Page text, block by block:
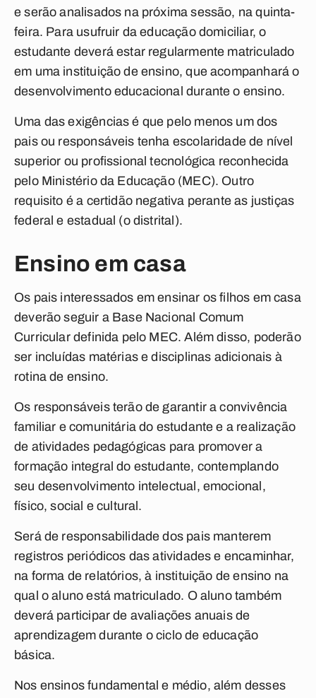
e serão analisados na próxima sessão, na quinta-
feira. Para usufruir da educação domiciliar, o
estudante deverá estar regularmente matriculado
em uma instituição de ensino, que acompanhará o
desenvolvimento educacional durante o ensino.
Uma das exigências é que pelo menos um dos
pais ou responsáveis tenha escolaridade de nível
superior ou profissional tecnológica reconhecida
pelo Ministério da Educação (MEC). Outro
requisito é a certidão negativa perante as justiças
federal e estadual (o distrital).
Ensino em casa
Os pais interessados em ensinar os filhos em casa
deverão seguir a Base Nacional Comum
Curricular definida pelo MEC. Além disso, poderão
ser incluídas matérias e disciplinas adicionais à
rotina de ensino.
Os responsáveis terão de garantir a convivência
familiar e comunitária do estudante e a realização
de atividades pedagógicas para promover a
formação integral do estudante, contemplando
seu desenvolvimento intelectual, emocional,
físico, social e cultural.
Será de responsabilidade dos pais manterem
registros periódicos das atividades e encaminhar,
na forma de relatórios, à instituição de ensino na
qual o aluno está matriculado. O aluno também
deverá participar de avaliações anuais de
aprendizagem durante o ciclo de educação
básica.
Nos ensinos fundamental e médio, além desses